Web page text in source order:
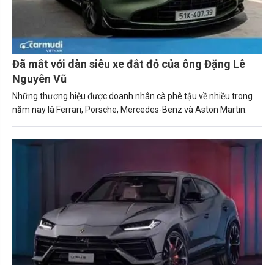
Đã mắt với dàn siêu xe đắt đỏ của ông Đặng Lê
Nguyên Vũ
Những thương hiệu được doanh nhân cà phê tậu về nhiều trong
năm nay là Ferrari, Porsche, Mercedes-Benz và Aston Martin.